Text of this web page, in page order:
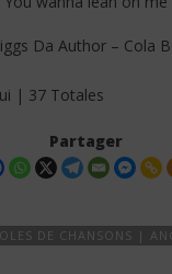
Da Author – Cola
| 37 Totales
Partager
DE CHANSONS |